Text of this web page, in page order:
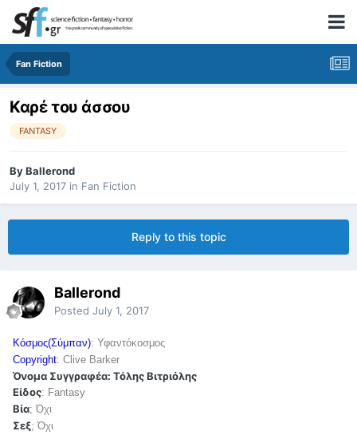
Fan Fiction
Καρέ του άσσου
FANTASY
ByBallerond
July 1, 2017 in Fan Fiction
Reply to this topic
Ballerond
Posted July 1, 2017
Kόσμος(Σύμπαν): Υφαντόκοσμος
Copyright: Clive Barker
Όνομα Συγγραφέα: Τόλης Βιτριόλης
Είδος: Fantasy
Βία; Όχι
Σεξ; Όχι